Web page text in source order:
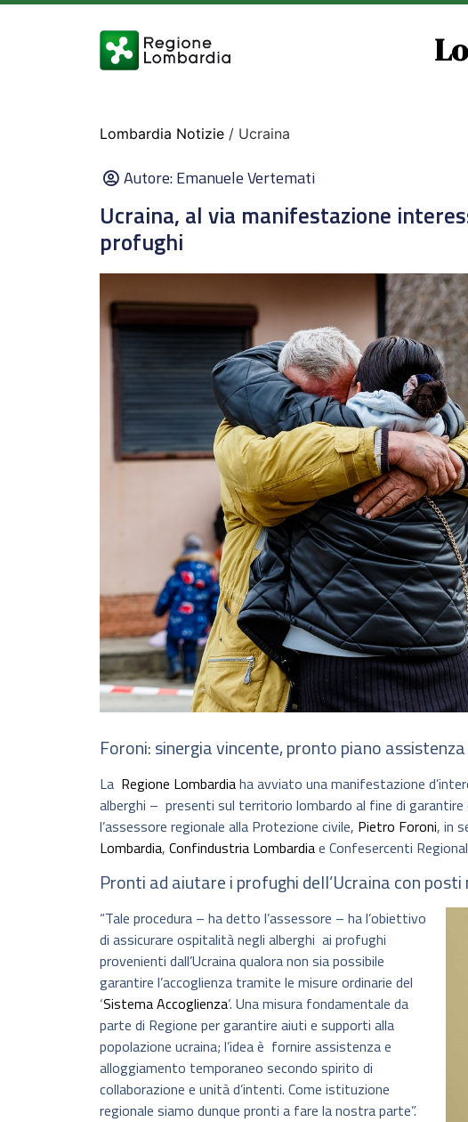
Lombardia Notizie / Ucraina
Autore:Emanuele Vertemati
Ucraina, al via manifestazione
profughi
Foroni: sinergia vincente, pronto piano
La Regione Lombardiaha avviato una manifestazione
alberghi – presenti sul territorio lombardo al fine di garantire
l’assessore regionale alla Protezione civile, Pietro Foroni, in
Lombardia, Confindustria Lombardiae Confesercenti
Pronti ad aiutare i profughi dell’Ucraina con posti
“Tale procedura – ha detto l’assessore – ha l’obiettivo
di assicurare ospitalità negli alberghi ai profughi
provenienti dall’Ucraina qualora non sia possibile
garantire l’accoglienza tramite le misure ordinarie del
‘Sistema Accoglienza‘. Una misura fondamentale da
parte di Regione per garantire aiuti e supporti alla
popolazione ucraina; l’idea è fornire assistenza e
alloggiamento temporaneo secondo spirito di
collaborazione e unità d’intenti. Come istituzione
regionale siamo dunque pronti a fare la nostra parte”.